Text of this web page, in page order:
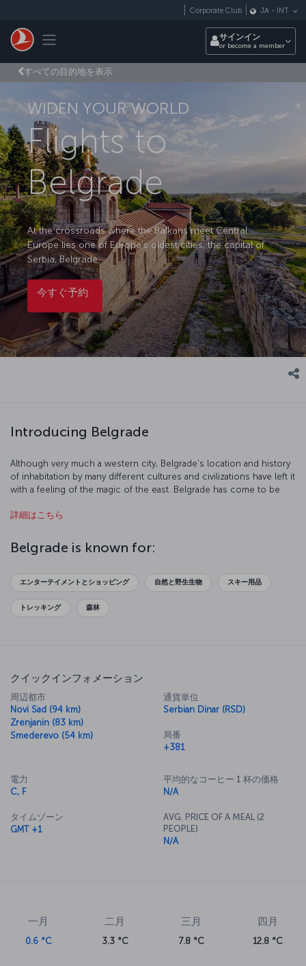
Toggle navigation
Corporate Club JA - INT
サインイン
or become a member
すべての目的地を表示
WIDEN YOUR WORLD
Flights to
Belgrade
At the crossroads where the Balkans meet Central
Europe lies one of Europe’s oldest cities, the capital of
Serbia, Belgrade.
今すぐ予約
Introducing Belgrade
Although very much a western city, Belgrade’s location and history
of inhabitation by many different cultures and civilizations have left it
with a feeling of the magic of the east. Belgrade has come to be
of this is down to its rich and vibrant culture, varied nightlife with
young, energetic population.
詳細はこちら
Belgrade is known for:
エンターテイメントとショッピング 自然と野生生物 スキー用品
トレッキング 森林
クイックインフォメーション
周辺都市
Novi Sad (94 km)
Zrenjanin (83 km)
Smederevo (54 km)
通貨単位
Serbian Dinar (RSD)
局番
+381
電力
C, F
タイムゾーン
GMT +1
平均的なコーヒー 1 杯の価格
N/A
AVG. PRICE OF A MEAL (2
PEOPLE)
N/A
一月
0.6 °C
二月
3.3 °C
三月
7.8 °C
四月
12.8 °C